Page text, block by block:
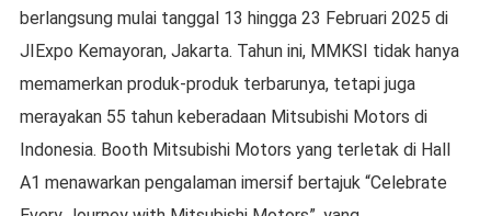
berlangsung mulai tanggal 13 hingga 23 Februari 2025 di
JIExpo Kemayoran, Jakarta. Tahun ini, MMKSI tidak hanya
memamerkan produk-produk terbarunya, tetapi juga
merayakan 55 tahun keberadaan Mitsubishi Motors di
Indonesia. Booth Mitsubishi Motors yang terletak di Hall
A1 menawarkan pengalaman imersif bertajuk “Celebrate